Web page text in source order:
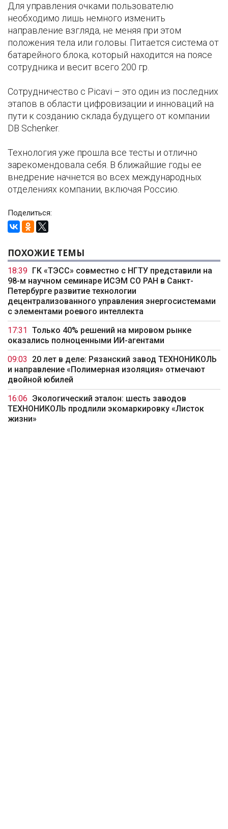
Для управления очками пользователю
необходимо лишь немного изменить
направление взгляда, не меняя при этом
положения тела или головы. Питается система от
батарейного блока, который находится на поясе
сотрудника и весит всего 200 гр.
Сотрудничество с Picavi – это один из последних
этапов в области цифровизации и инноваций на
пути к созданию склада будущего от компании
DB Schenker.
Технология уже прошла все тесты и отлично
зарекомендовала себя. В ближайшие годы ее
внедрение начнется во всех международных
отделениях компании, включая Россию.
Поделиться:
ПОХОЖИЕ ТЕМЫ
18:39
ГК «ТЭСС» совместно с НГТУ представили на
98-м научном семинаре ИСЭМ СО РАН в Санкт-
Петербурге развитие технологии
децентрализованного управления энергосистемами
с элементами роевого интеллекта
17:31
Только 40% решений на мировом рынке
оказались полноценными ИИ-агентами
09:03
20 лет в деле: Рязанский завод ТЕХНОНИКОЛЬ
и направление «Полимерная изоляция» отмечают
двойной юбилей
16:06 Экологический эталон: шесть заводов
ТЕХНОНИКОЛЬ продлили экомаркировку «Листок
жизни»